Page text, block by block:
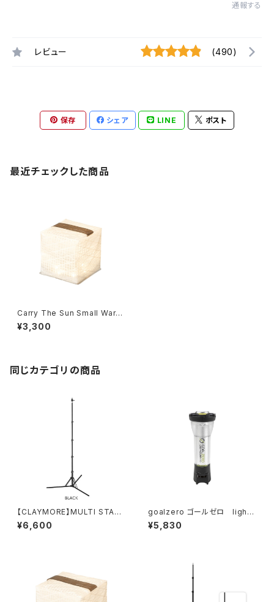
通報する
レビュー (490)
保存 シェア LINE ポスト
最近チェックした商品
Carry The Sun Small Warm
Light / Black Belt
¥3,300
同じカテゴリの商品
【CLAYMORE】MULTI STAN
D
¥6,600
goalzero ゴールゼロ lighth
ouse micro Charge
¥5,830